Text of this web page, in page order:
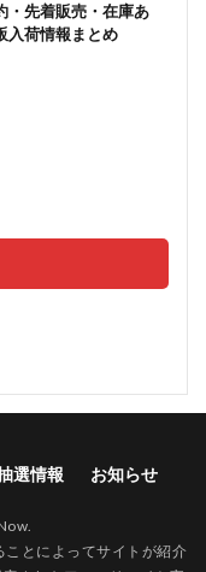
・先着販売・在庫あ
入荷情報まとめ
選情報 お知らせ
とによってサイトが紹介